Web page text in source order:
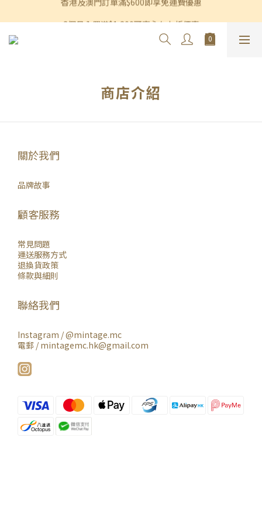
3個月內買滿$1,200可享永久九折優惠
香港及澳門訂單滿$600即享免運費優惠
商店介紹
關於我們
品牌故事
顧客服務
常見問題
運送服務方式
退換貨政策
條款與細則
聯絡我們
Instagram /@mintage.mc
電郵 / mintagemc.hk@gmail.com